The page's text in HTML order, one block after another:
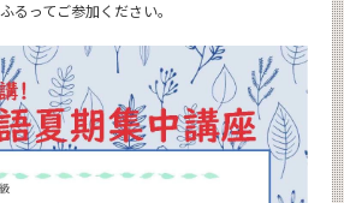
るってご参加ください。